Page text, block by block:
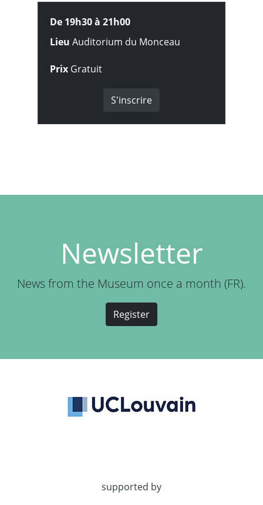
De 19h30 à 21h00
Lieu Auditorium du Monceau
Prix Gratuit
S'inscrire
Newsletter
News from the Museum once a month (FR).
Register
supported by